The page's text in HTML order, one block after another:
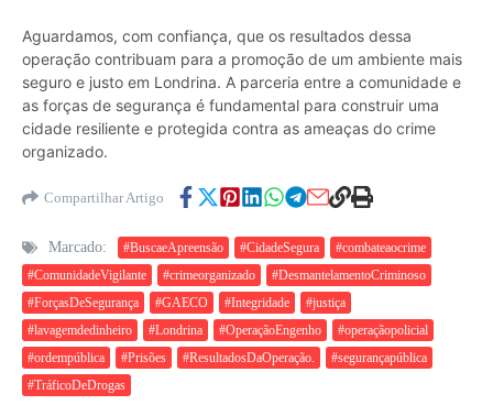
Aguardamos, com confiança, que os resultados dessa
operação contribuam para a promoção de um ambiente mais
seguro e justo em Londrina. A parceria entre a comunidade e
as forças de segurança é fundamental para construir uma
cidade resiliente e protegida contra as ameaças do crime
organizado.
Compartilhar Artigo
Marcado: #BuscaeApreensão #CidadeSegura
#combateaocrime
#ComunidadeVigilante
#crimeorganizado
#DesmantelamentoCriminoso
#ForçasDeSegurança
#GAECO #Integridade
#justiça
#lavagemdedinheiro
#Londrina #OperaçãoEngenho
#operaçãopolicial
#ordempública
#Prisões #ResultadosDaOperação.
#segurançapública
#TráficoDeDrogas